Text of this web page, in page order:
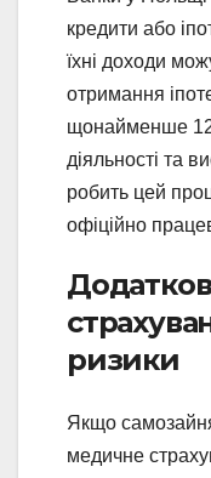
кредити або
їхні доходи
отримання
щонайменше 12
діяльності та
робить цей
офіційно
ризики
Якщо
медичне